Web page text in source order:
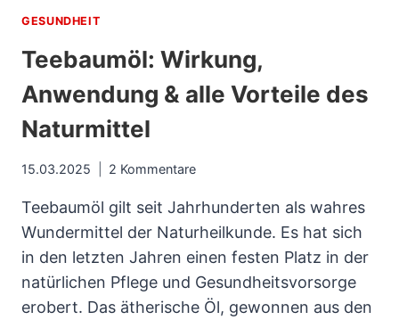
REVIEW
GESUNDHEIT
Teebaumöl: Wirkung,
Anwendung & alle Vorteile des
Naturmittel
15.03.2025 2 Kommentare
Teebaumöl gilt seit Jahrhunderten als wahres
Wundermittel der Naturheilkunde. Es hat sich
in den letzten Jahren einen festen Platz in der
natürlichen Pflege und Gesundheitsvorsorge
erobert. Das ätherische Öl, gewonnen aus den